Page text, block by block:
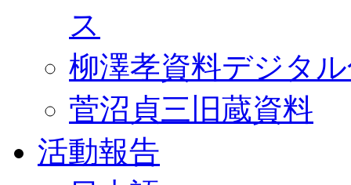
ス
柳澤孝資料デジタ
菅沼貞三旧蔵資料
活動報告